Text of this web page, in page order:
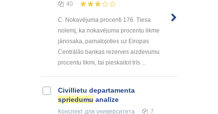
40
C. Nokavējuma procenti 176. Tiesa
nolemj, ka nokavējuma procentu likme
jānosaka, pamatojoties uz Eiropas
Centrālās bankas rezerves aizdevumu
procentu likmi, tai pieskaitot trīs ...
Civillietu departamenta
spriedumu analīze
Конспект для университета 7